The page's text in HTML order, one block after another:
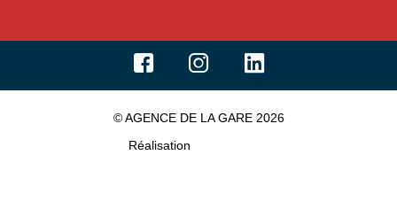
© AGENCE DE LA GARE 2026
Réalisation